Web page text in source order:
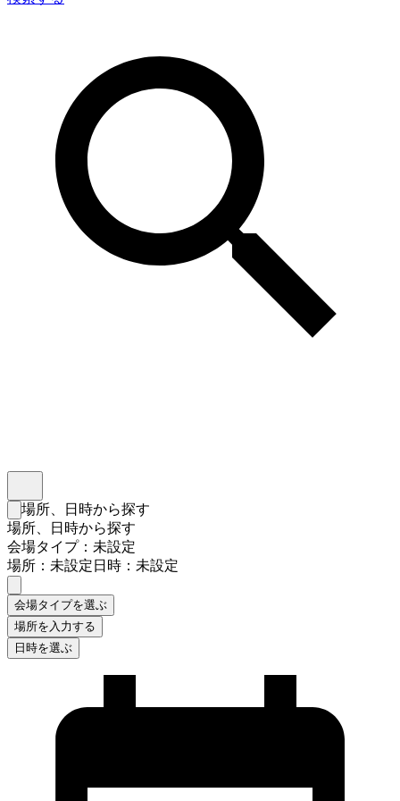
検索フォームを閉じる
場所、日時から探す
場所、日時から探す
会場タイプ：未設定
場所：未設定日時：未設定
会場タイプを選ぶ
場所を入力する
日時を選ぶ